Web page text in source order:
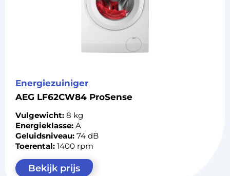
Energiezuiniger
AEG LF62CW84 ProSense
Vulgewicht: 8 kg
Energieklasse: A
Geluidsniveau: 74 dB
Toerental: 1400 rpm
Bekijk prijs